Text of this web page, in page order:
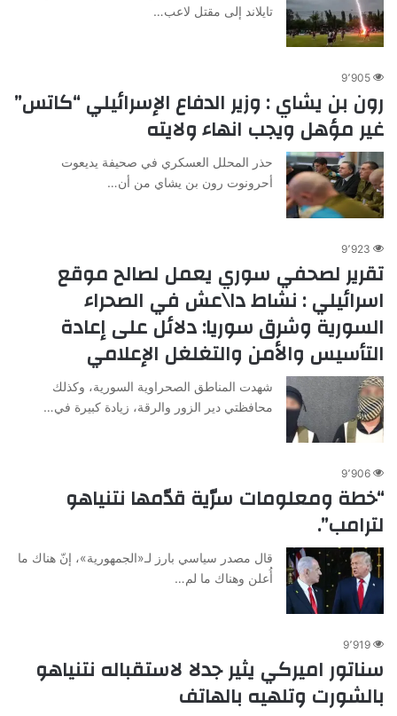
تايلاند إلى مقتل لاعب…
9٬905
رون بن يشاي : وزير الدفاع الإسرائيلي “كاتس”
غير مؤهل ويجب انهاء ولايته
حذر المحلل العسكري في صحيفة يديعوت
أحرونوت رون بن يشاي من أن…
9٬923
تقرير لصحفي سوري يعمل لصالح موقع
اسرائيلي : نشاط دا\عش في الصحراء
السورية وشرق سوريا: دلائل على إعادة
التأسيس والأمن والتغلغل الإعلامي
شهدت المناطق الصحراوية السورية، وكذلك
محافظتي دير الزور والرقة، زيادة كبيرة في…
9٬906
“خطة ومعلومات سرّية قدّمها نتنياهو
لترامب”.
قال مصدر سياسي بارز لـ«الجمهورية»، إنّ هناك ما
أُعلن وهناك ما لم…
9٬919
سناتور اميركي يثير جدلا لاستقباله نتنياهو
بالشورت وتلهيه بالهاتف